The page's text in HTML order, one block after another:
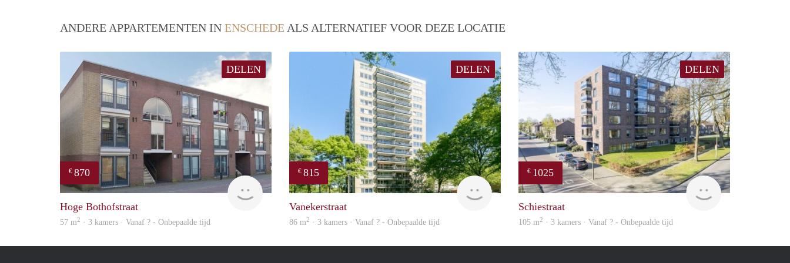
ANDERE APPARTEMENTEN IN ENSCHEDE ALS ALTERNATIEF VOOR DEZE LOCATIE
DELEN
€ 870
finder
Hoge Bothofstraat
57 m2 · 3 kamers · Vanaf ? - Onbepaalde tijd
DELEN
€ 815
Woning
Vanekerstraat
86 m2 · 3 kamers · Vanaf ? - Onbepaalde tijd
DELEN
€ 1025
Woning
Schiestraat
105 m2 · 3 kamers · Vanaf ? - Onbepaalde tijd